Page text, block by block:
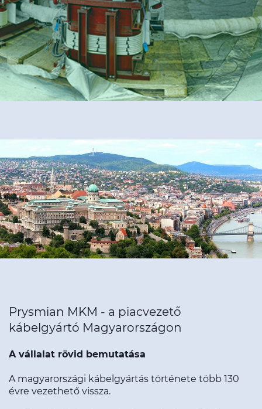
ALESEA CABLE APP
Prysmian MKM - a piacvezető
kábelgyártó Magyarországon
A vállalat rövid bemutatása
A magyarországi kábelgyártás története több 130
évre vezethető vissza.